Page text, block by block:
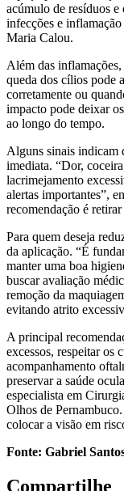
acúmulo de resíduos e
infecções e
Maria Calou.
Além das
queda dos cílios pode
corretamente ou
impacto pode deixar
ao longo do tempo.
Alguns sinais indicam
imediata. “Dor,
lacrimejamento
alertas importantes”,
recomendação é
Para quem deseja
da aplicação. “É
manter uma boa
buscar avaliação
remoção da
evitando atrito
A principal
excessos, respeitar os
acompanhamento
preservar a saúde
especialista em
Olhos de
colocar a visão em
Fonte: Gabriel
Compartilhe